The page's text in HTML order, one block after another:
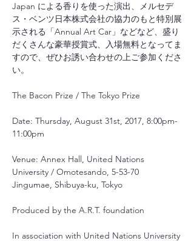
Japan による⾹りを使った演出、メルセデ
ス・ベンツ⽇本株式会社の協⼒のもと特別展
⽰される「Annual Art Car」などなど、盛り
だくさんな豪華授賞式、入場無料となってま
すので、ぜひお誘い合わせの上ご参加くださ
い。
The Bacon Prize / The Tokyo Prize
Date: Thursday, August 31st, 2017, 8:00pm-
11:00pm
Venue: Annex Hall, United Nations
University / Omotesando, 5-53-70
Jingumae, Shibuya-ku, Tokyo
Produced by the A.R.T. foundation
In association with United Nations University